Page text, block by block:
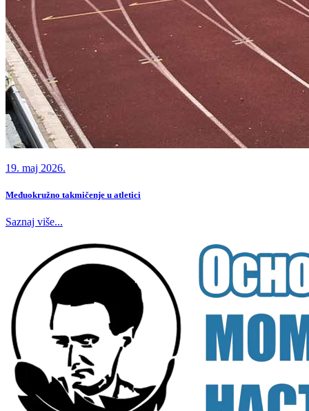
19. maj 2026.
Međuokružno takmičenje u atletici
Saznaj više...